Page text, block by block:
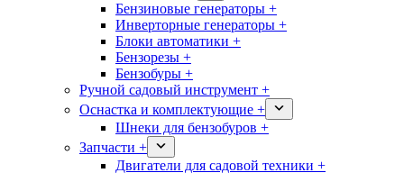
Бензиновые генераторы +
Инверторные генераторы +
Блоки автоматики +
Бензорезы +
Бензобуры +
Ручной садовый инструмент +
Оснастка и комплектующие +
Шнеки для бензобуров +
Запчасти +
Двигатели для садовой техники +